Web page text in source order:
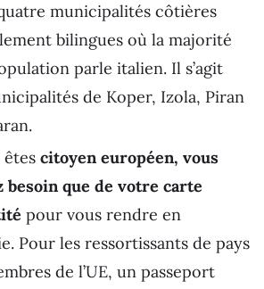
municipalités côtières
bilingues où la majorité
parle italien. Il s’agit
de Koper, Izola, Piran
êtes citoyen européen, vous
besoin que de votre carte
pour vous rendre en
Pour les ressortissants de pays
de l’UE, un passeport